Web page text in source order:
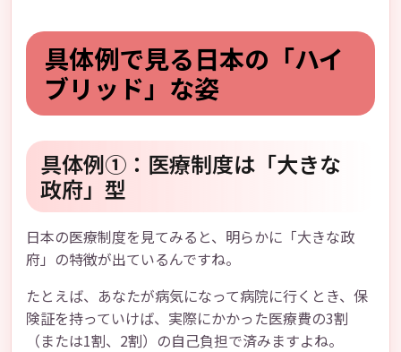
具体例で見る日本の「ハイ
ブリッド」な姿
具体例①：医療制度は「大きな
政府」型
日本の医療制度を見てみると、明らかに「大きな政
府」の特徴が出ているんですね。
たとえば、あなたが病気になって病院に行くとき、保
険証を持っていけば、実際にかかった医療費の3割
（または1割、2割）の自己負担で済みますよね。